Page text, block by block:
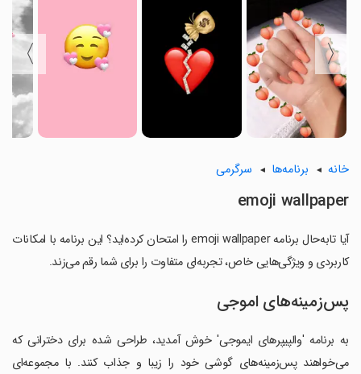
〈
〉
خانه برنامه‌ها سرگرمی
emoji wallpaper
آیا تابه‌حال برنامه emoji wallpaper را امتحان کرده‌اید؟ این برنامه با امکانات
کاربردی و ویژگی‌هایی خاص، تجربه‌ای متفاوت را برای شما رقم می‌زند.
پس‌زمینه‌های اموجی
به برنامه 'والپیپرهای ایموجی' خوش آمدید، طراحی شده برای دخترانی که
می‌خواهند پس‌زمینه‌های گوشی خود را زیبا و جذاب کنند. با مجموعه‌ای